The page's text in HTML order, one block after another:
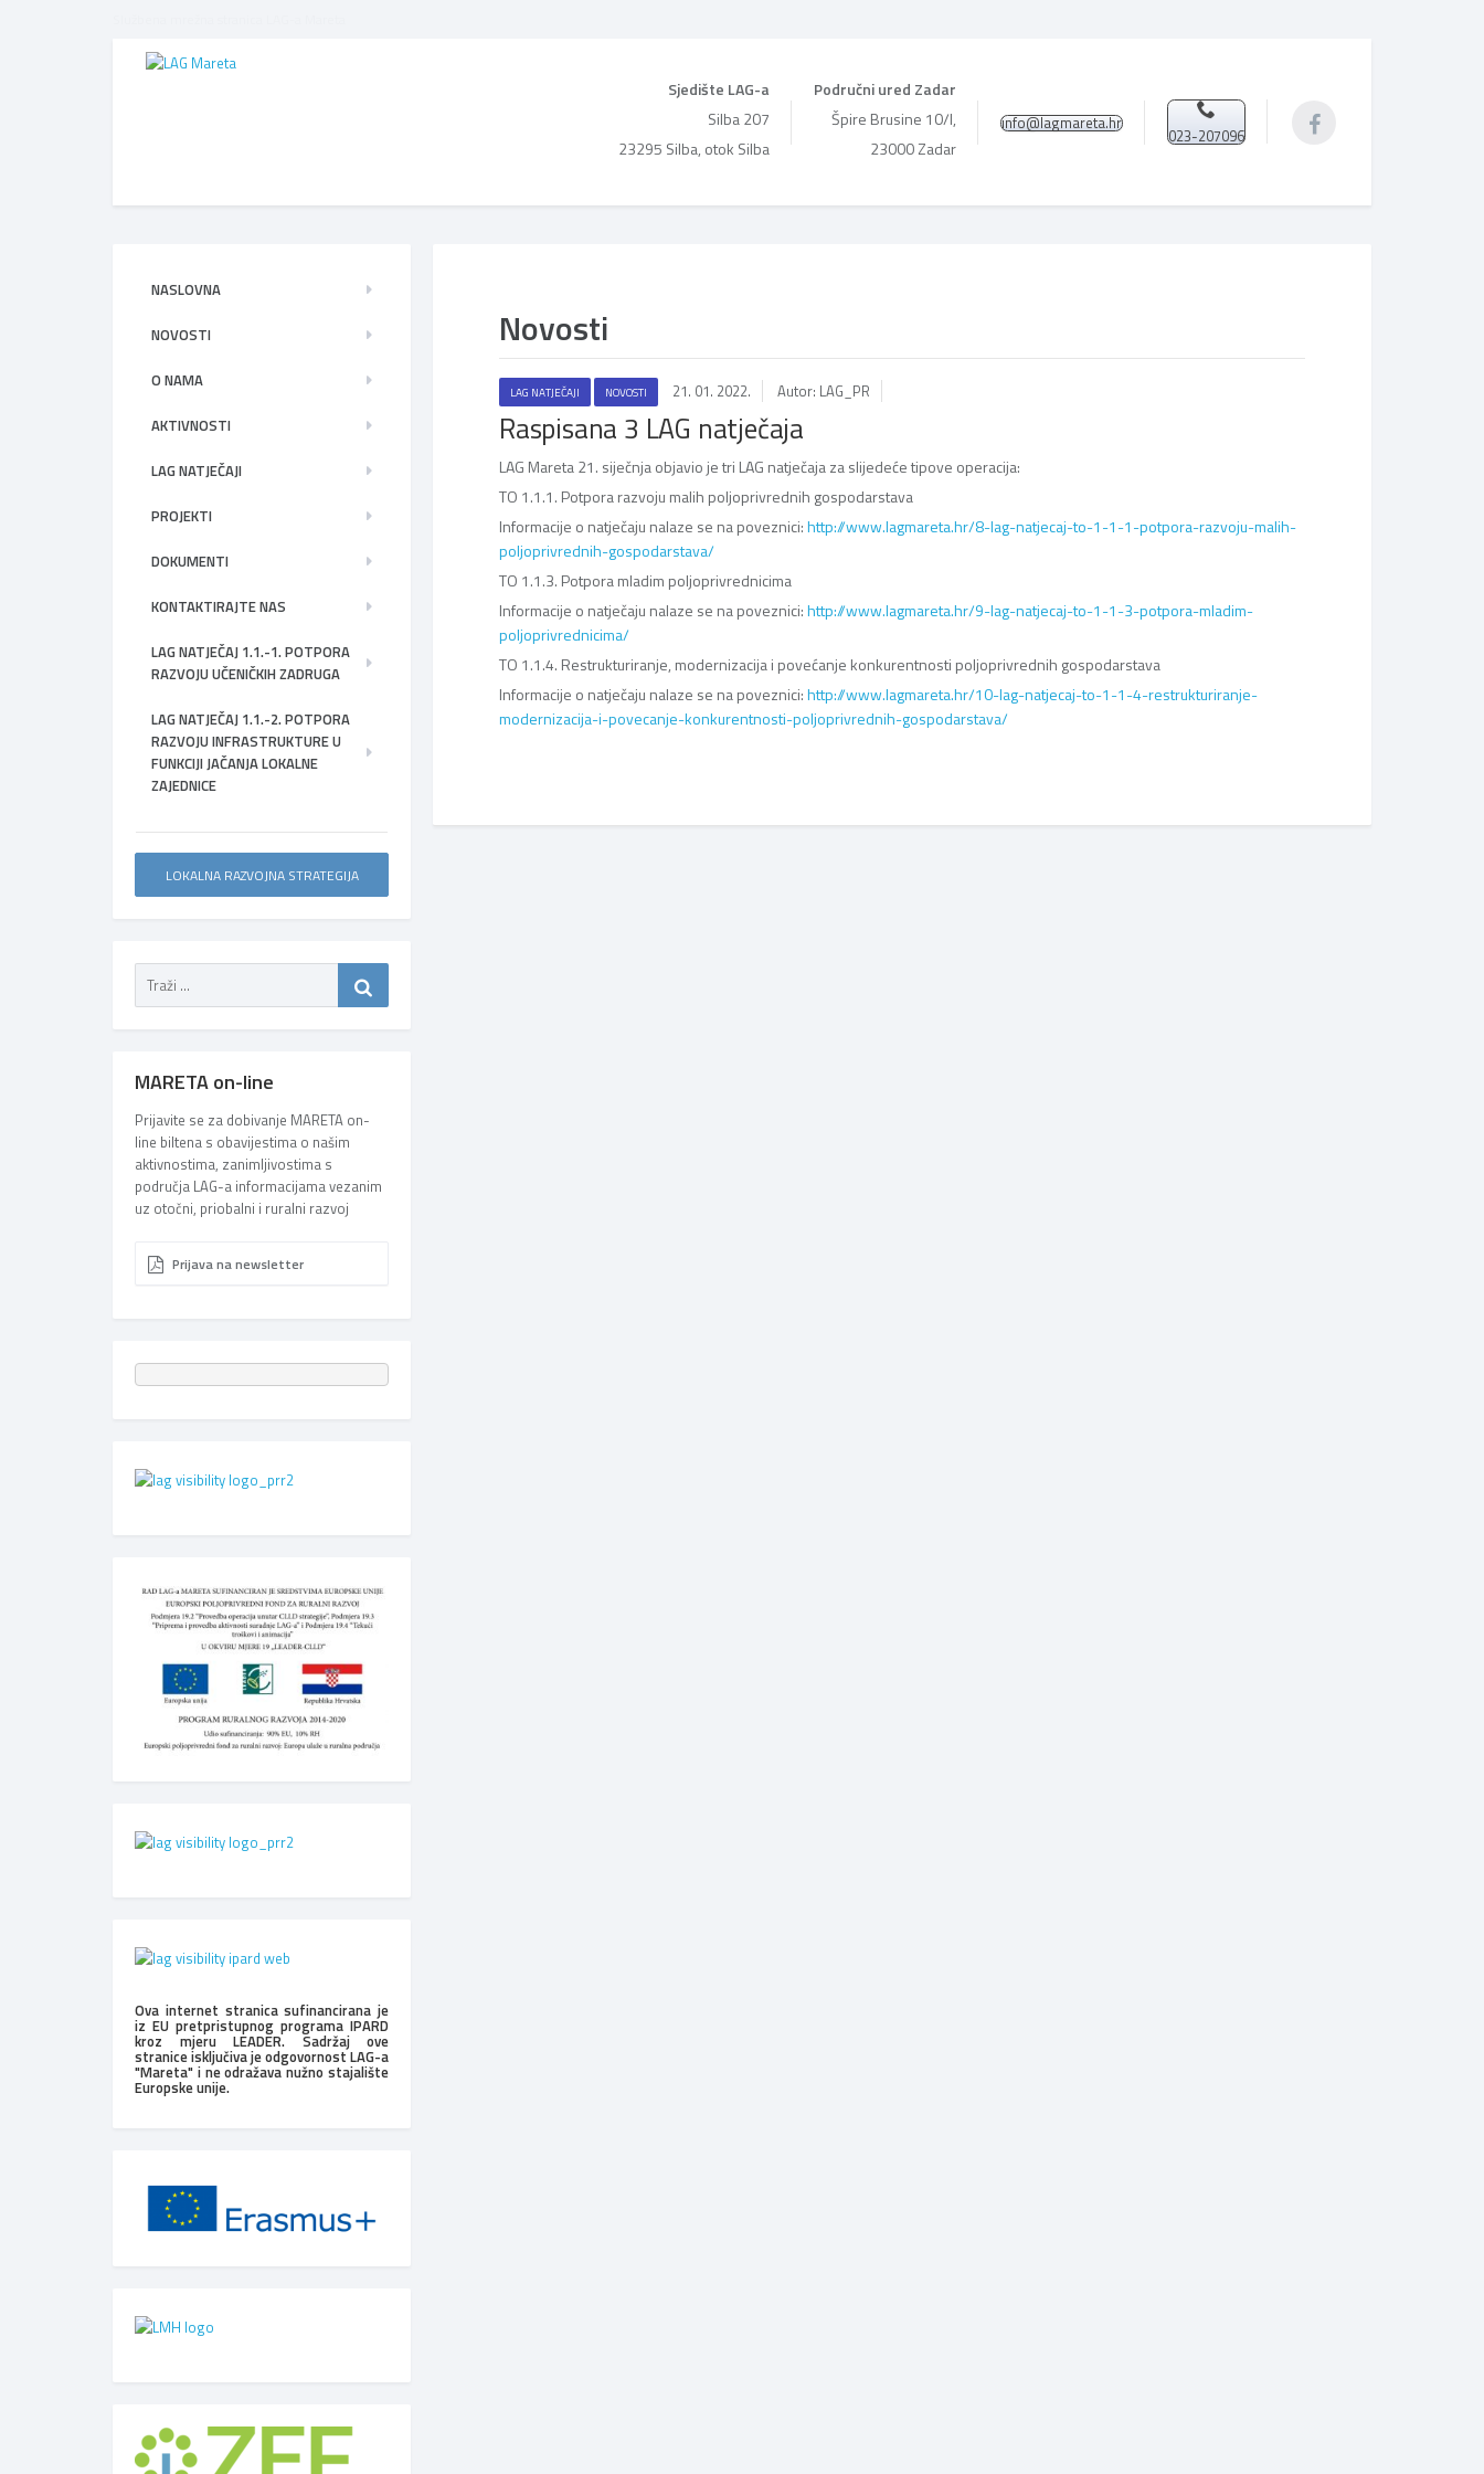
Sjedište LAG-a
Silba 207
23295 Silba, otok Silba
Područni ured Zadar
Špire Brusine 10/I,
23000 Zadar
info@lagmareta.hr
023-207096
Novosti
LAG NATJEČAJI NOVOSTI 21. 01. 2022. Autor: LAG_PR
Raspisana 3 LAG natječaja
LAG Mareta 21. siječnja objavio je tri LAG natječaja za slijedeće tipove operacija:
TO 1.1.1. Potpora razvoju malih poljoprivrednih gospodarstava
Informacije o natječaju nalaze se na poveznici:http://www.lagmareta.hr/8-lag-natjecaj-to-1-1-1-potpora-razvoju-malih-
poljoprivrednih-gospodarstava/
TO 1.1.3. Potpora mladim poljoprivrednicima
Informacije o natječaju nalaze se na poveznici:http://www.lagmareta.hr/9-lag-natjecaj-to-1-1-3-potpora-mladim-
poljoprivrednicima/
TO 1.1.4. Restrukturiranje, modernizacija i povećanje konkurentnosti poljoprivrednih gospodarstava
Informacije o natječaju nalaze se na poveznici:http://www.lagmareta.hr/10-lag-natjecaj-to-1-1-4-restrukturiranje-
modernizacija-i-povecanje-konkurentnosti-poljoprivrednih-gospodarstava/
NASLOVNA
NOVOSTI
O NAMA
AKTIVNOSTI
LAG NATJEČAJI
PROJEKTI
DOKUMENTI
KONTAKTIRAJTE NAS
LAG NATJEČAJ 1.1.-1. POTPORA
RAZVOJU UČENIČKIH ZADRUGA
LAG NATJEČAJ 1.1.-2. POTPORA
RAZVOJU INFRASTRUKTURE U
FUNKCIJI JAČANJA LOKALNE
ZAJEDNICE
LOKALNA RAZVOJNA STRATEGIJA
MARETA on-line
Prijavite se za dobivanje MARETA on-
line biltena s obavijestima o našim
aktivnostima, zanimljivostima s
područja LAG-a informacijama vezanim
uz otočni, priobalni i ruralni razvoj
Prijava na newsletter
Ova internet stranica sufinancirana je
iz EU pretpristupnog programa IPARD
kroz mjeru LEADER. Sadržaj ove
stranice isključiva je odgovornost LAG-a
"Mareta" i ne odražava nužno stajalište
Europske unije.